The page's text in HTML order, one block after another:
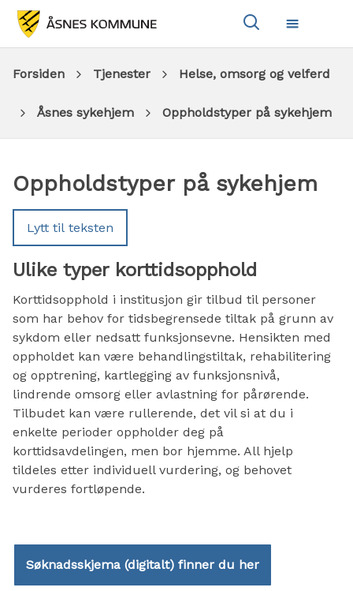
Meny
Du
er
Forsiden Tjenester Helse, omsorg og velferd
Åsnes sykehjem Oppholdstyper på sykehjem
Oppholdstyper på sykehjem
Lytt til teksten
Ulike typer korttidsopphold
Korttidsopphold i institusjon gir tilbud til personer
som har behov for tidsbegrensede tiltak på grunn av
sykdom eller nedsatt funksjonsevne. Hensikten med
oppholdet kan være behandlingstiltak, rehabilitering
og opptrening, kartlegging av funksjonsnivå,
lindrende omsorg eller avlastning for pårørende.
Tilbudet kan være rullerende, det vil si at du i
enkelte perioder oppholder deg på
korttidsavdelingen, men bor hjemme. All hjelp
tildeles etter individuell vurdering, og behovet
vurderes fortløpende.
Søknadsskjema (digitalt) finner du her